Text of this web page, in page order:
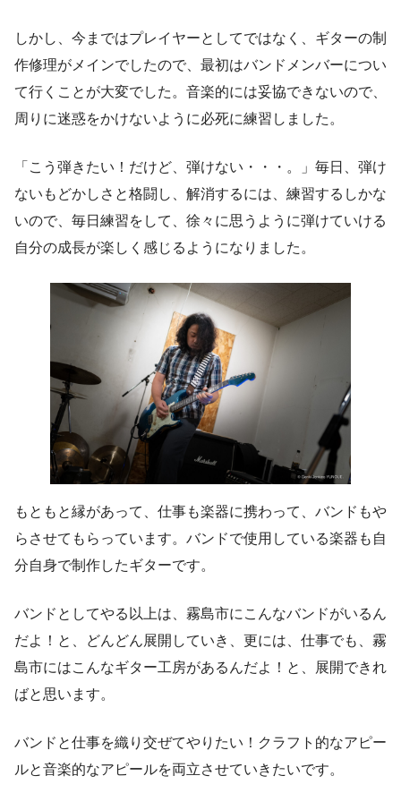
しかし、今まではプレイヤーとしてではなく、ギターの制
作修理がメインでしたので、最初はバンドメンバーについ
て行くことが大変でした。音楽的には妥協できないので、
周りに迷惑をかけないように必死に練習しました。
「こう弾きたい！だけど、弾けない・・・。」毎日、弾け
ないもどかしさと格闘し、解消するには、練習するしかな
いので、毎日練習をして、徐々に思うように弾けていける
自分の成長が楽しく感じるようになりました。
もともと縁があって、仕事も楽器に携わって、バンドもや
らさせてもらっています。バンドで使用している楽器も自
分自身で制作したギターです。
バンドとしてやる以上は、霧島市にこんなバンドがいるん
だよ！と、どんどん展開していき、更には、仕事でも、霧
島市にはこんなギター工房があるんだよ！と、展開できれ
ばと思います。
バンドと仕事を織り交ぜてやりたい！クラフト的なアピー
ルと音楽的なアピールを両立させていきたいです。